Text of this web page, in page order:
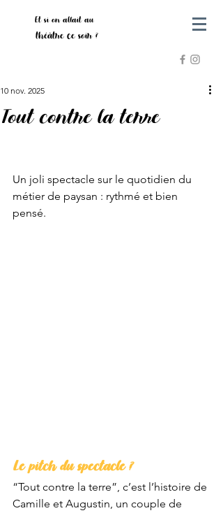
Et si on allait au
théâtre ce soir ?
Tout contre la terre
10 nov. 2025
Un joli spectacle sur le quotidien du
métier de paysan : rythmé et bien
pensé.
Le pitch du spectacle ?
“Tout contre la terre”, c’est l’histoire de
Camille et Augustin, un couple de